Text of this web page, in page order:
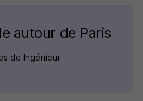
autour de Paris
de Ingénieur